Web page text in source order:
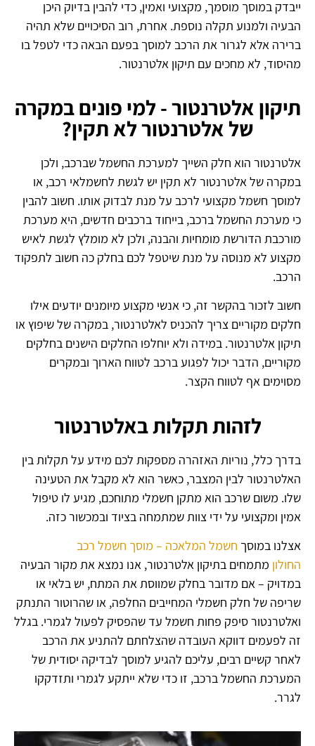
ייבדק במוסך מוסמך, מקצועי ואמין, כדי להבין בדיוק היכן
הבעיה ולמנוע תקלה נוספת. אחרת, רוב הסיכויים שלא תהיה
ברירה אלא לגרור את הרכב למוסך בפעם הבאה כדי לטפל בו
מהיסוד, לא מחכים עם תיקון אלטרנטור.
תיקון אלטרנטור - למי פונים במקרה
של אלטרנטור לא תקין?
אלטרנטור הוא חלק השייך למערכת החשמל שברכב, ולכן
במקרה של אלטרנטור לא תקין יש לגשת לחשמלאי רכב, או
למוסך חשמל מקצועי לרכב על מנת לבדוק אותו. חשוב להבין
כי מערכת החשמל ברכב, בייחוד ברכבים חדשים, היא מערכת
מורכבת הדורשת מומחיות והבנה, ולכן לא מומלץ לגשת לאיש
מקצוע לא מנוסה על מנת שיטפל לכם בחלק כה חשוב לתפקוד
הרכב.
חשוב לזכור בהקשר זה, כי אנשי מקצוע מיומנים יודעים אילו
חלקים מקוריים צריך להכניס לאלטרנטור, במקרה של שיפוץ או
תיקון אלטרנטור. במידה ולא יוחלפו החלקים הישנים בחלקים
מקוריים, הדבר יכול לפגוע ברכב לטווח הארוך ובמקרים
מסוימים אף לטווח הקצר.
לזהות תקלות באלטרנטור
בדרך כלל, נוריות האזהרה מספקות לכם מידע על תקלות בין
האלטרנטור לבין המצבר, כאשר הוא לא מקבל את הטעינה
שלו. משום שרכב הוא מתקן חשמלי מתוחכם, מגיע לו טיפול
אמין ומקצועי על ידי צוות שמתמחה בציוד ובמכשור כזה.
אצלנו במוסך חשמל המלאכה – מוסך חשמל רכב
החולון מתמחים בתיקון אלטרנטור, אנו נמצא את מקור הבעיה
במדויק – אם מדובר בחלק שמווסת את המתח, יש בלאי או
שריפה של חלק חשמלי המחייבים החלפה, או שהרוטור התנתק
ואלטרנטור סיפק פחות חשמל עד שהפסיק לפעול לגמרי. בגלל
זה לפעמים דווקא העובדה שהצלחתם להתניע את הרכב
לאחר קשיים רבים, עליכם להגיע למוסך לבדיקה יסודית של
המערכת החשמל ברכב, זו כדי שלא ייתקע לגמרי ותזדקקו
לגרר.